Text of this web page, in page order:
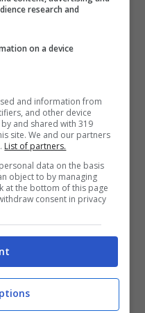
modo di anticipare,
di risparmio
di età, bisognerà
delle Poste
si potrà
fino al
Una volta aperto il
ad un concorso,
troverete
research and
on a device
and information from
and other device
and shared with 319
site. We and our partners
List of partners.
data on the basis
object to by managing
at the bottom of this page
consent in privacy